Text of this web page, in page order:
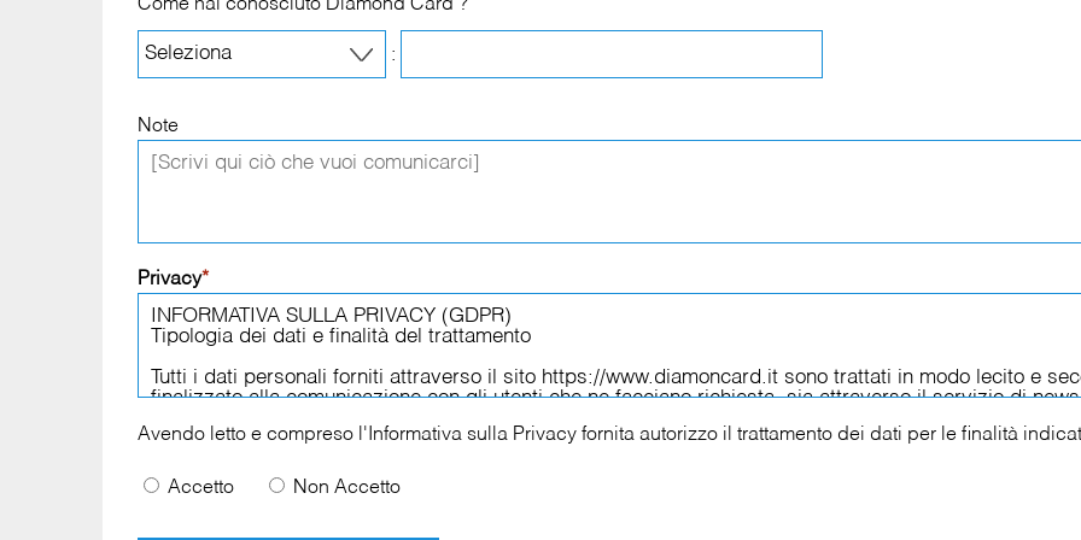
Come hai conosciuto Diamond Card ?
:
Note
Privacy*
Avendo letto e compreso l' Informativa sulla Privacy fornita autorizzo il trattamento dei dati per le finalità
Accetto Non Accetto